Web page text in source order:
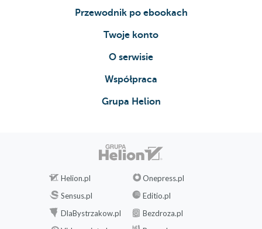
Przewodnik po ebookach
Twoje konto
O serwisie
Współpraca
Grupa Helion
Helion.pl
Onepress.pl
Sensus.pl
Editio.pl
DlaBystrzakow.pl
Bezdroza.pl